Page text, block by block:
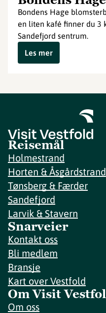
Bondens Hage
en liten kafé finner du 3
Sandefjord sentrum.
Les mer
Reisemål
Holmestrand
Horten & Åsgårdstrand
Tønsberg & Færder
Sandefjord
Larvik & Stavern
Snarveier
Kontakt oss
Bli medlem
Bransje
Kart over Vestfold
Om Visit
Om oss